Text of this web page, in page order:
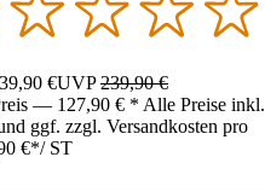
€UVP239,90 €
— 127,90 € * Alle Preise inkl.
ggf. zzgl. Versandkosten pro
€*/ ST